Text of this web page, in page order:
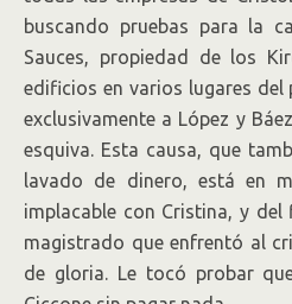
buscando pruebas para la
Sauces, propiedad de los
edificios en varios lugares del
exclusivamente a López y
esquiva. Esta causa, que
lavado de dinero, está en
implacable con Cristina, y
magistrado que enfrentó al
de gloria. Le tocó probar